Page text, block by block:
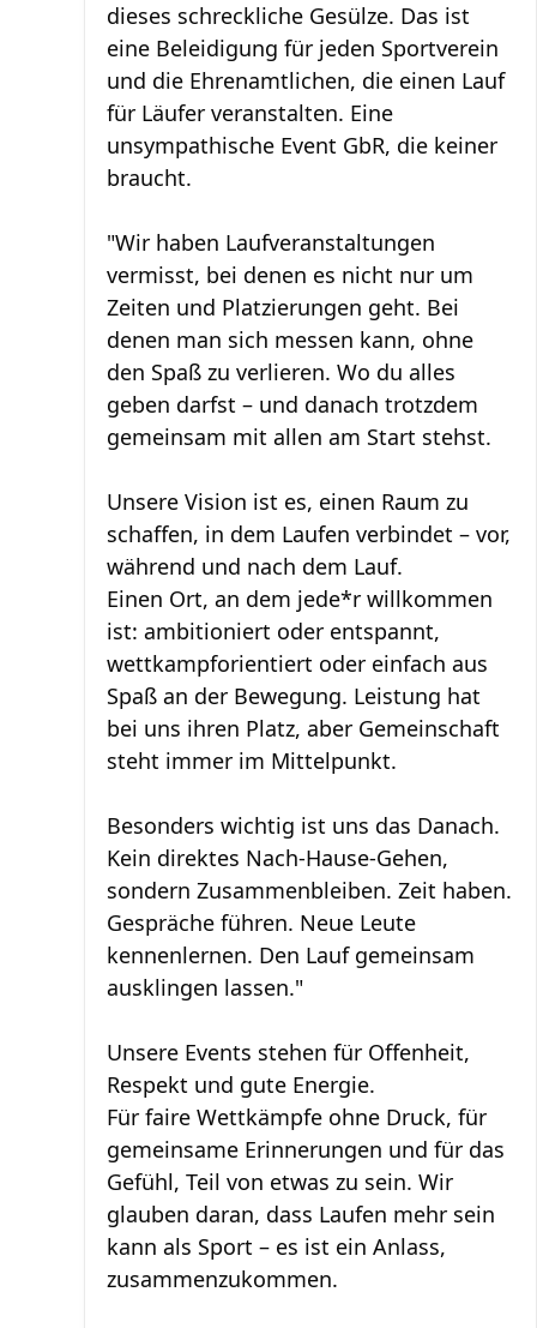
dieses schreckliche Gesülze. Das ist
eine Beleidigung für jeden Sportverein
und die Ehrenamtlichen, die einen Lauf
für Läufer veranstalten. Eine
unsympathische Event GbR, die keiner
braucht.
"Wir haben Laufveranstaltungen
vermisst, bei denen es nicht nur um
Zeiten und Platzierungen geht. Bei
denen man sich messen kann, ohne
den Spaß zu verlieren. Wo du alles
geben darfst – und danach trotzdem
gemeinsam mit allen am Start stehst.
Unsere Vision ist es, einen Raum zu
schaffen, in dem Laufen verbindet – vor,
während und nach dem Lauf.
Einen Ort, an dem jede*r willkommen
ist: ambitioniert oder entspannt,
wettkampforientiert oder einfach aus
Spaß an der Bewegung. Leistung hat
bei uns ihren Platz, aber Gemeinschaft
steht immer im Mittelpunkt.
Besonders wichtig ist uns das Danach.
Kein direktes Nach-Hause-Gehen,
sondern Zusammenbleiben. Zeit haben.
Gespräche führen. Neue Leute
kennenlernen. Den Lauf gemeinsam
ausklingen lassen."
Unsere Events stehen für Offenheit,
Respekt und gute Energie.
Für faire Wettkämpfe ohne Druck, für
gemeinsame Erinnerungen und für das
Gefühl, Teil von etwas zu sein. Wir
glauben daran, dass Laufen mehr sein
kann als Sport – es ist ein Anlass,
zusammenzukommen.